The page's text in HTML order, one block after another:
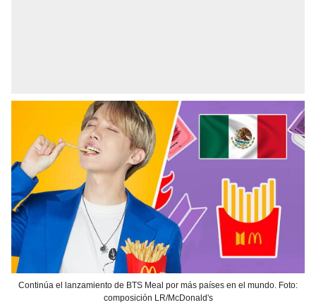
Continúa el lanzamiento de BTS Meal por más países en el mundo. Foto:
composición LR/McDonald's